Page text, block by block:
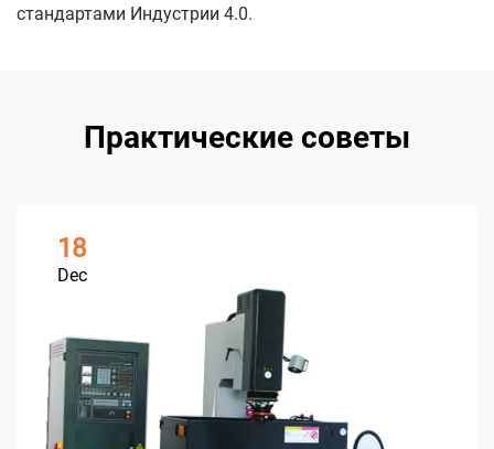
стандартами Индустрии 4.0.
Практические советы
18
Dec